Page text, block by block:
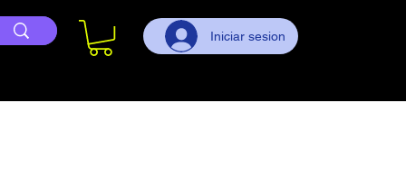
Iniciar sesion